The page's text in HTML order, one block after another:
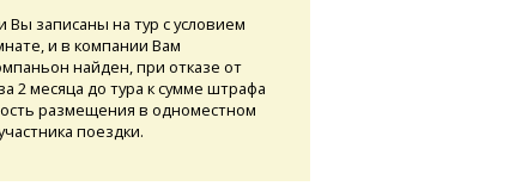
Вы записаны на тур с условием
и в компании Вам
найден, при отказе от
2 месяца до тура к сумме штрафа
размещения в одноместном
поездки.